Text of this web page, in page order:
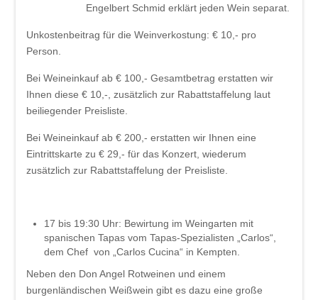
Engelbert Schmid erklärt jeden Wein separat.
Unkostenbeitrag für die Weinverkostung: € 10,- pro
Person.
Bei Weineinkauf ab € 100,- Gesamtbetrag erstatten wir
Ihnen diese € 10,-, zusätzlich zur Rabattstaffelung laut
beiliegender Preisliste.
Bei Weineinkauf ab € 200,- erstatten wir Ihnen eine
Eintrittskarte zu € 29,- für das Konzert, wiederum
zusätzlich zur Rabattstaffelung der Preisliste.
17 bis 19:30 Uhr: Bewirtung im Weingarten mit
spanischen Tapas vom Tapas-Spezialisten „Carlos“,
dem Chef von „Carlos Cucina“ in Kempten.
Neben den Don Angel Rotweinen und einem
burgenländischen Weißwein gibt es dazu eine große